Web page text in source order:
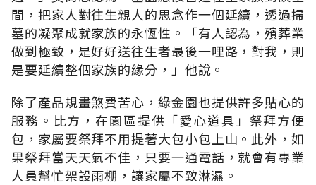
間，把家人對往生親人的思念作一個延續，透過掃
墓的凝聚成就家族的永恆性。「有人認為，殯葬業
做到極致，是好好送往生者最後一哩路，對我，則
是要延續整個家族的緣分，」他說。
除了產品規畫煞費苦心，綠金園也提供許多貼心的
服務。比方，在園區提供「愛心道具」祭拜方便
包，家屬要祭拜不用提著大包小包上山。此外，如
果祭拜當天天氣不佳，只要一通電話，就會有專業
人員幫忙架設雨棚，讓家屬不致淋濕。